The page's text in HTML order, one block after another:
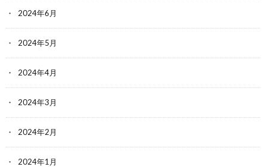
2024年6月
2024年5月
2024年4月
2024年3月
2024年2月
2024年1月